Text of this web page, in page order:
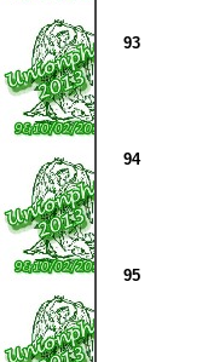
93
94
95